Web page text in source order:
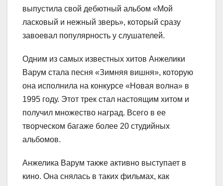
выпустила свой дебютный альбом «Мой
ласковый и нежный зверь», который сразу
завоевал популярность у слушателей.
Одним из самых известных хитов Анжелики
Варум стала песня «Зимняя вишня», которую
она исполнила на конкурсе «Новая волна» в
1995 году. Этот трек стал настоящим хитом и
получил множество наград. Всего в ее
творческом багаже более 20 студийных
альбомов.
Анжелика Варум также активно выступает в
кино. Она снялась в таких фильмах, как